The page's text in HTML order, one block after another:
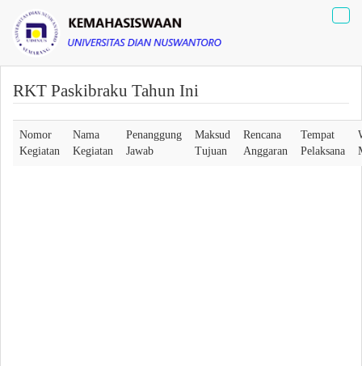
RKT Paskibraku Tahun Ini
Nomor
Kegiatan
Nama
Kegiatan
Penanggung
Jawab
Maksud
Tujuan
Rencana
Anggaran
Tempat
Pelaksana